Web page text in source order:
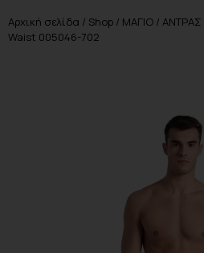
Αρχική σελίδα / Shop / ΜΑΓΙΟ / ΑΝΤΡΑΣ
Waist 005046-702